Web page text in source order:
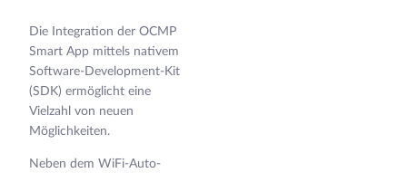
Die Integration der OCMP
Smart App mittels nativem
Software-Development-Kit
(SDK) ermöglicht eine
Vielzahl von neuen
Möglichkeiten.
Neben dem WiFi-Auto-